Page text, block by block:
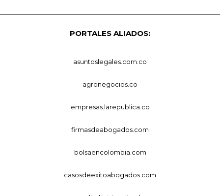
PORTALES ALIADOS:
asuntoslegales.com.co
agronegocios.co
empresas.larepublica.co
firmasdeabogados.com
bolsaencolombia.com
casosdeexitoabogados.com